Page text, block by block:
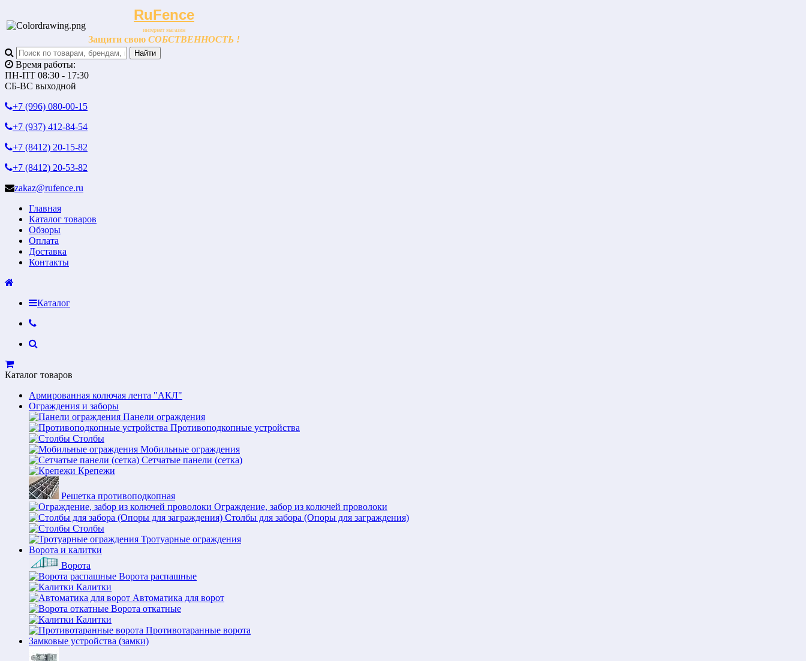
RuFence
интернет магазин
Защити свою СОБСТВЕННОСТЬ !
Время работы:
ПН-ПТ 08:30 - 17:30
СБ-ВС выходной
+7 (996) 080-00-15
+7 (937) 412-84-54
+7 (8412) 20-15-82
+7 (8412) 20-53-82
zakaz@rufence.ru
Главная
Каталог товаров
Обзоры
Оплата
Доставка
Контакты
Каталог
Каталог товаров
Армированная колючая лента "АКЛ"
Ограждения и заборы
Панели ограждения
Противоподкопные устройства
Столбы
Мобильные ограждения
Сетчатые панели (сетка)
Крепежи
Решетка противоподкопная
Ограждение, забор из колючей проволоки
Столбы для забора (Опоры для заграждения)
Столбы
Тротуарные ограждения
Ворота и калитки
Ворота
Ворота распашные
Калитки
Автоматика для ворот
Ворота откатные
Калитки
Противотаранные ворота
Замковые устройства (замки)